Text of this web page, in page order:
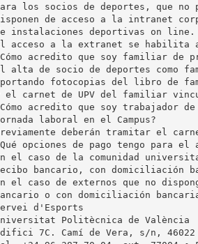
los socios de deportes, que no
de acceso a la intranet
instalaciones deportivas on line.
acceso a la extranet se habilita
acredito que soy familiar de
alta de socio de deportes como
fotocopias del libro de
el carnet de UPV del familiar
acredito que soy trabajador
laboral en el Campus?
deberán tramitar el
opciones de pago tengo para
el caso de la comunidad
bancario, con domiciliación
el caso de externos que no
o con domiciliación
d'Esports
Politècnica de València
7C. Camí de Vera, s/n, 46022